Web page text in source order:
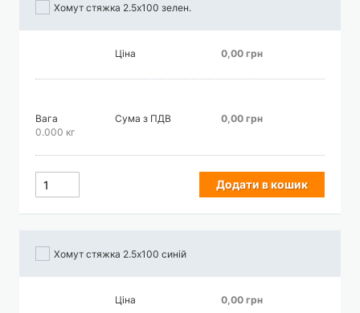
Хомут стяжка 2.5х100 зелен.
Ціна 0,00 грн
Вага
0.000 кг
Сума з ПДВ 0,00 грн
Додати в кошик
Хомут стяжка 2.5х100 синій
Ціна 0,00 грн